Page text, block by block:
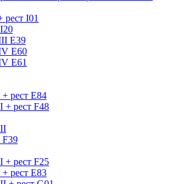
I01
E39
E60
E61
рест E84
рест F48
рест F25
рест E83